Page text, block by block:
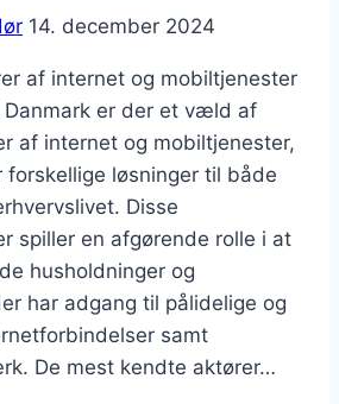
14. december 2024
af internet og mobiltjenester
Danmark er der et væld af
af internet og mobiltjenester,
forskellige løsninger til både
Disse
spiller en afgørende rolle i at
husholdninger og
har adgang til pålidelige og
samt
De mest kendte aktører…